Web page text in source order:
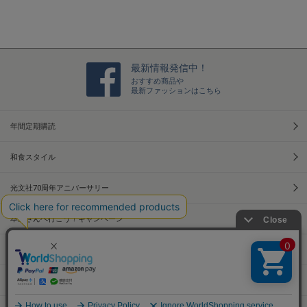
最新情報発信中！
おすすめ商品や
最新ファッションはこちら
年間定期購読
和食スタイル
光文社70周年アニバーサリー
本屋さんへ行こう！キャンペーン
Information
Official Site